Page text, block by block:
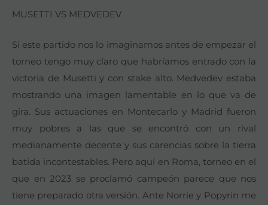
MUSETTI VS MEDVEDEV
Si este partido nos lo imaginamos antes de empezar el
torneo tengo muy claro que habríamos entrado con la
victoria de Musetti y con stake alto. Medvedev estaba
mostrando una imagen lamentable en lo que va de
gira. Sus actuaciones en Montecarlo y Madrid fueron
muy pobres a las que se encontró con un rival
medianamente decente y sus carencias sobre la tierra
batida incontestables. Pero aquí en Roma, torneo en el
que en 2023 se proclamó campeón parece que nos
tiene preparado otra versión. Ante Norrie y Popyrin me